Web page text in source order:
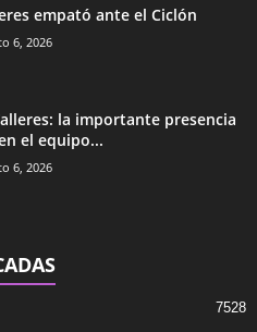
empató ante el Ciclón
6, 2026
la importante presencia
el equipo...
6, 2026
7528